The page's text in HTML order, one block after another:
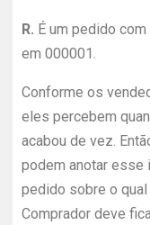
R. É um pedido
em 000001.
Conforme os
eles percebem
acabou de vez.
podem anotar esse
pedido sobre o
Comprador deve